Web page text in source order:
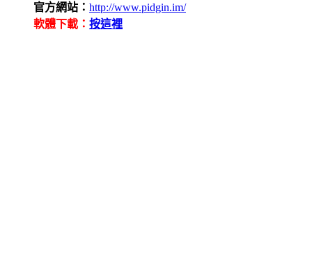
官方網站： http://www.pidgin.im/
軟體下載： 按這裡